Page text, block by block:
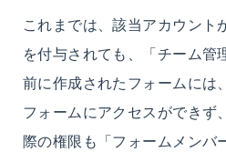
これまでは、該当アカウント
を付与されても、「チーム管
前に作成されたフォームには
フォームにアクセスができず、
際の権限も「フォームメンバ